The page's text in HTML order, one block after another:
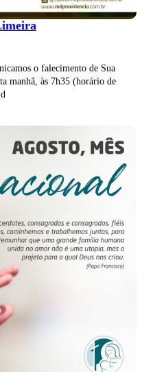
o falecimento de Sua
manhã, às 7h35 (horário de